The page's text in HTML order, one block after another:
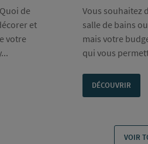
de
et
votre
Vous souhaitez
salle de bains
mais votre
qui vous
DÉCOUVRIR
VOIR